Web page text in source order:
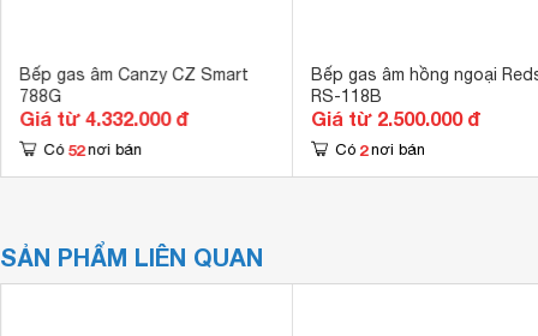
Bếp gas âm Canzy CZ Smart
788G
Giá từ 4.332.000 đ
Có 52 nơi bán
Bếp gas âm hồng ngoại
RS-118B
Giá từ 2.500.000 đ
Có 2 nơi bán
SẢN PHẨM LIÊN QUAN